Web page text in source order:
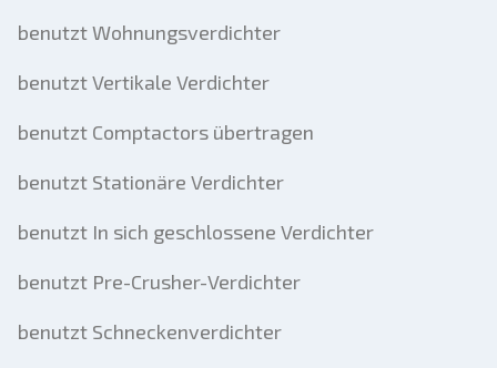
benutzt Wohnungsverdichter
benutzt Vertikale Verdichter
benutzt Comptactors übertragen
benutzt Stationäre Verdichter
benutzt In sich geschlossene Verdichter
benutzt Pre-Crusher-Verdichter
benutzt Schneckenverdichter